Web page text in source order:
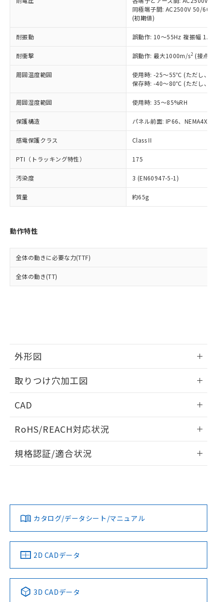
同極端子間: AC2500V 50/
(初期値)
耐振動 誤動作: 10～55Hz 複振幅
耐衝撃 誤動作: 最大1000m/s2 (接点
周囲温度範囲
使用時: -25～55℃ (ただし、氷
保存時: -40～80℃ (ただし、氷
周囲湿度範囲 使用時: 35～85%RH
保護構造 パネル前面: IP66、NEMA4X,
感電保護クラス Class II
PTI（トラッキング特性） 175
汚染度 3 (EN60947-5-1)
質量 約65g
動作特性
全体の動きに必要な力(TTF)
全体の動き(TT)
外形図
取りつけ穴加工図
CAD
ドすることができます。
ログイン/会員登録
ダウンロードデータをご利用いただく前に、以下を必ずお読
みください。
ソフトウェアの使用条件
RoHS/REACH対応状況
EU RoHS 注意事項・凡例
対応済み
中国 RoHS 注意事項・凡例
規格認証/適合状況
LR型式承認
（イギリス
船舶規格）
DNV型式承認
（ノルウェー
BV型式承認
（フランス
KR型式
（韓国
No No No No
カタログ/データシート/マニュアル
2D CADデータ
3D CADデータ
在庫状況および標準価格照会結果は、
記載している更新日時点での社内デー
タに基づき作成されるものであり、閲
覧された時点での実際の在庫および標
準価格とは異なる場合があることをご
正式な納期状況および標準価格はお客
様のお取引先、またはお客様担当のオ
ムロン制御機器販売店・当社販売員に
オムロン制御機器販売店や当社販売拠
販売ネットワーク
」をご確認
在庫状況および標準価格結果を当社の
事前の承諾なく第三者に漏洩または開
示しないようお願いします。
マイパーツ機能（部品リスト作成サー
ビス）をご利用いただくには、I-Web
メンバーズにご登録されている必要が
引・商談に必要な範囲で利用すること
をご了承ください。
※当社の共同利用者とは、
の共同利用に関して"
の「1.共同利
むを得ず変更することがあります。
六価クロム(Cr(Ⅵ)) 1000ppm以下、ポリ臭化ビフェニル
類(PBB) 1000ppm以下、ポリ臭化ジフェニルエーテル類
(PBDE) 1000ppm以下、フタル酸ビス(2-エチルヘキシ
ル) (DEHP)(別名：DOP) 1000ppm以下、フタル酸ブチ
ルベンジル（BBP） 1000ppm以下、フタル酸ジブチル
（DBP） 1000ppm以下、フタル酸ジイソブチル
適用除外項目は除く。
フタル酸エステル類の４物質については閾値を超える意
図的な使用がないことを確認しています。
部品在庫の切り替え状況などにより、予定
月が前後することがあります。
とができます。
51物質の非含有証明書（当社基準）
欄に対応日を記載しておりました。
既に当社にて対応品への在庫切替を完了
していることから、特段のことがない限
り、2022年1月12日より割愛しておりま
す。
「－」：未確認です。当社販売部門へお問
*中国RoHS10物質の基準値 (GB/T26572)：
Pb(鉛) :1000ppm、 Hg(水銀) : 1000ppm、 Cd(カドミウ
Cr(Ⅵ)(六価クロム) : 1000ppm、 PBBs(ポリ臭化ビフェ
DBP(フタル酸ジブチル) : 1000ppm、 DIBP(フタル酸ジ
イソブチル) : 1000ppm、 BBP(フタル酸ブチルベンジ
DEHP(フタル酸ビス(2-エチルヘキシル)) : 1000ppm
※2 環境保護使用期限
「ｅ」：有害物質（10物質）のすべてが基
準値以下であることを示します。
「10」：通常の使用状況下において有害物
質が外部に漏えいし、環境に深刻な影響を
及ぼさない年数を意味します。
「－」：未確認です。当社販売部門へお問
い合わせください。
為替および外国貿易法に定める商品
（以下｢規制貨物等」という）を輸出
または国外への提供する場合は、日本
国政府の輸出許可(または役務取引許
可)を取得するなどの必要な手続きを
当社は規制貨物を破棄する場合は、完
全に破砕するなど、違法に輸出されな
いよう必要な手段を講じます。
当社は貴社製品を、核兵器、ミサイ
ル、化学兵器、生物兵器またはその他
武器並びにこれらの製造装置等に一切
当社は、貴社製品を第三者に販売する
場合は、上記1、2および3の内容を当
該第三者に通知します。また当社は、
販売先および販売に係わる関係者が違
法に輸出するおそれがある場合は、取
り引きをいたしません。
一定数以上の在庫あり
一定数には満たないが在庫あり
在庫なし(最新の在庫状況につ
いては、お客様のお取引先、ま
たはお客様担当のオムロン制御
機器販売店・当社販売員にご確
受注生産機種、また在庫状況の
情報を公開していない機種